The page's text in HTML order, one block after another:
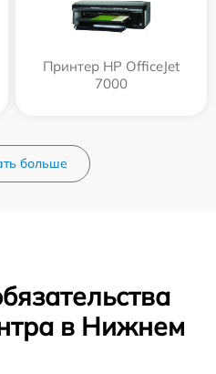
Принтер HP OfficeJet
7000
больше
в Нижнем